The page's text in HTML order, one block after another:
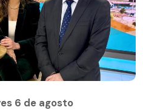
6 de agosto